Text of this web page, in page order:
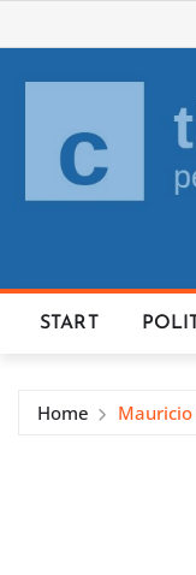
to
content
START
Home